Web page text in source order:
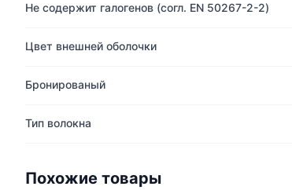
Не содержит галогенов (согл. EN 50267-2-2)
Цвет внешней оболочки
Бронированый
Тип волокна
Похожие товары